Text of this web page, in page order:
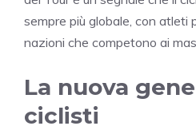
sempre più globale, con atleti
nazioni che competono ai
La nuova
ciclisti